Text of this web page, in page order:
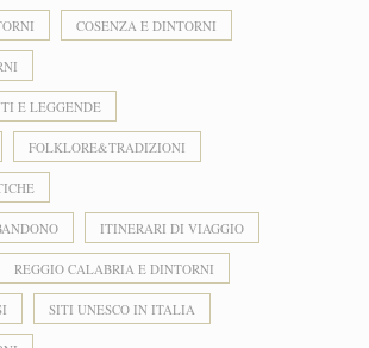
COSENZA E DINTORNI
E LEGGENDE
FOLKLORE&TRADIZIONI
ITINERARI DI VIAGGIO
REGGIO CALABRIA E DINTORNI
SITI UNESCO IN ITALIA